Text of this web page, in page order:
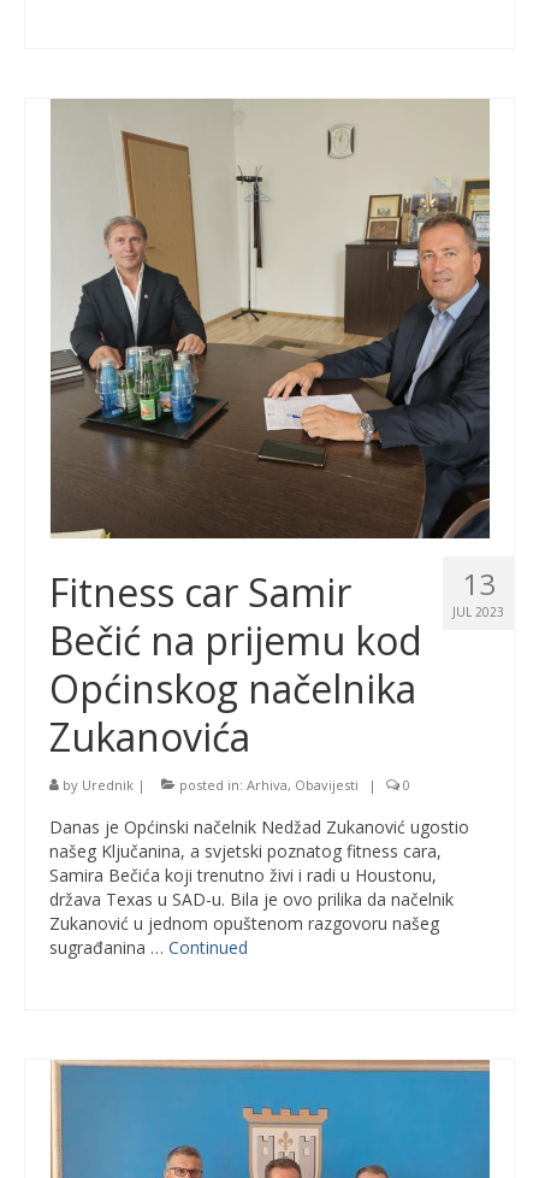
13
JUL 2023
Fitness car Samir
Bečić na prijemu kod
Općinskog načelnika
Zukanovića
by Urednik | posted in: Arhiva, Obavijesti | 0
Danas je Općinski načelnik Nedžad Zukanović ugostio
našeg Ključanina, a svjetski poznatog fitness cara,
Samira Bečića koji trenutno živi i radi u Houstonu,
država Texas u SAD-u. Bila je ovo prilika da načelnik
Zukanović u jednom opuštenom razgovoru našeg
sugrađanina … Continued